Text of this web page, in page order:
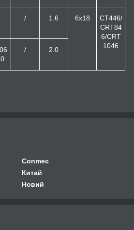
/ 1.6 6x18
CT446/
CRT84
6/CRT
1046
/ 2.0
Conmec
Китай
Новий